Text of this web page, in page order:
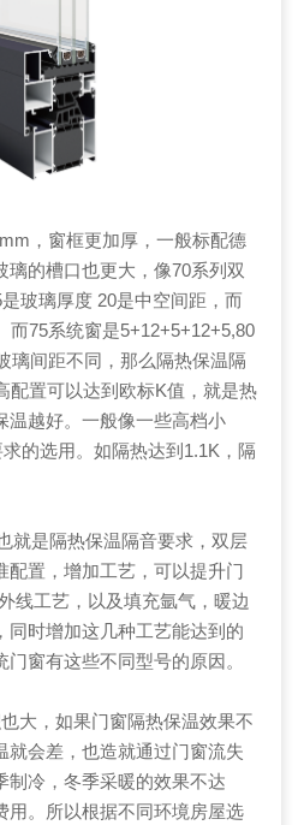
，窗框更加厚，一般标配德
璃的槽口也更大，像70系列双
玻璃厚度 20是中空间距，而
而75系统窗是5+12+5+12+5,80
璃间距不同，那么隔热保温隔
配置可以达到欧标K值，就是热
温越好。一般像一些高档小
的选用。如隔热达到1.1K，隔
就是隔热保温隔音要求，双层
配置，增加工艺，可以提升门
线工艺，以及填充氩气，暖边
同时增加这几种工艺能达到的
窗有这些不同型号的原因。
大，如果门窗隔热保温效果不
就会差，也造就通过门窗流失
制冷，冬季采暖的效果不达
用。所以根据不同环境房屋选